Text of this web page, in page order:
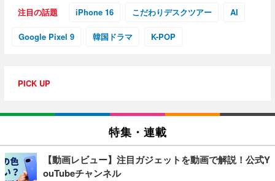
注目の話題 iPhone 16 こだわりデスクツアー AI
Google Pixel 9 韓国ドラマ K-POP
PICK UP
特集・連載
【動画レビュー】注目ガジェットを動画で解説！公式Y
ouTubeチャンネル